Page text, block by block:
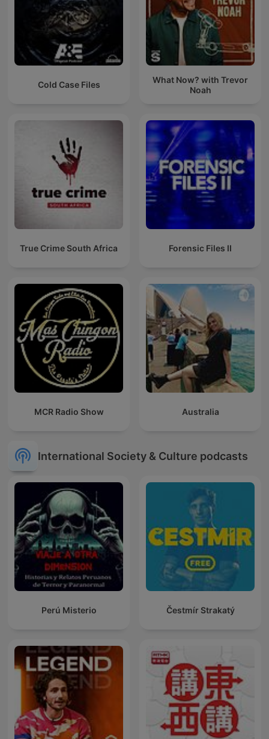
Cold Case Files
What Now? with Trevor
Noah
True Crime South Africa Forensic Files II
MCR Radio Show Australia
International Society & Culture podcasts
Perú Misterio Čestmír Strakatý